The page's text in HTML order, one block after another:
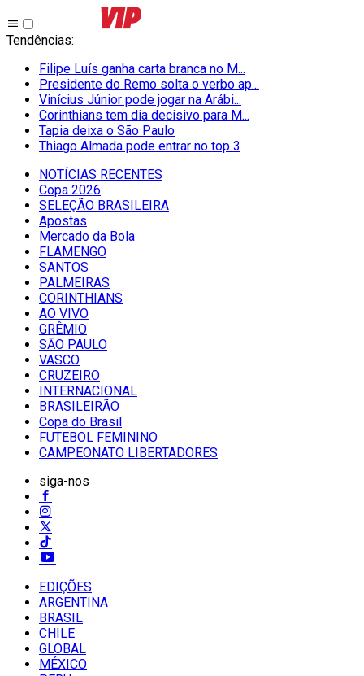
Tendências:
Filipe Luís ganha carta branca no M...
Presidente do Remo solta o verbo ap...
Vinícius Júnior pode jogar na Arábi...
Corinthians tem dia decisivo para M...
Tapia deixa o São Paulo
Thiago Almada pode entrar no top 3
NOTÍCIAS RECENTES
Copa 2026
SELEÇÃO BRASILEIRA
Apostas
Mercado da Bola
FLAMENGO
SANTOS
PALMEIRAS
CORINTHIANS
AO VIVO
GRÊMIO
SĀO PAULO
VASCO
CRUZEIRO
INTERNACIONAL
BRASILEIRÃO
Copa do Brasil
FUTEBOL FEMININO
CAMPEONATO LIBERTADORES
siga-nos
EDIÇÕES
ARGENTINA
BRASIL
CHILE
GLOBAL
MÉXICO